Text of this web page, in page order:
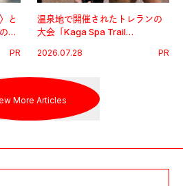
と
時
PR
温泉地で開催されたトレランの
大会「Kaga Spa Trail
戦を夢見るランナーたちの奮闘
2026.07.28 PR
More Articles